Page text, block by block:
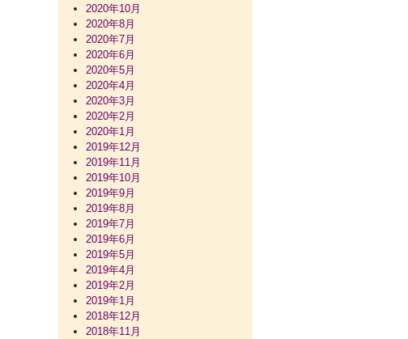
2020年10月
2020年8月
2020年7月
2020年6月
2020年5月
2020年4月
2020年3月
2020年2月
2020年1月
2019年12月
2019年11月
2019年10月
2019年9月
2019年8月
2019年7月
2019年6月
2019年5月
2019年4月
2019年2月
2019年1月
2018年12月
2018年11月